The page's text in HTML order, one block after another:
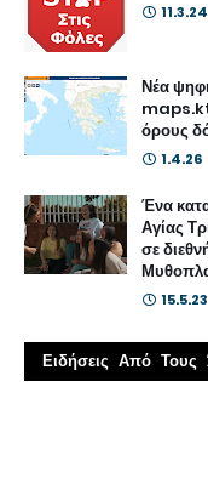
11.3.24
Νέα
όρους
1.4.26
Ένα
Αγίας
σε
15.5.23
Ειδήσεις Από Τους